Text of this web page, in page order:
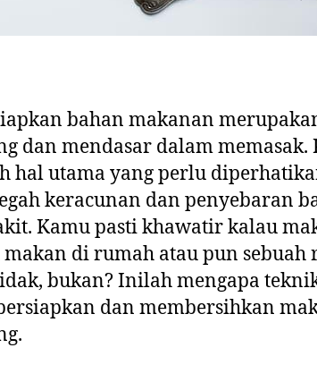
bahan makanan
dan mendasar dalam memasak.
hal utama yang perlu
keracunan dan penyebaran
Kamu pasti khawatir kalau
di rumah atau pun sebuah
bukan? Inilah mengapa
dan membersihkan